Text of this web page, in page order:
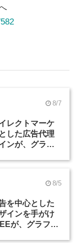
8/7
レクトマーケ
した広告代理
ンが、グラフ
8/5
を中心とした
インを手がけ
が、グラフィ